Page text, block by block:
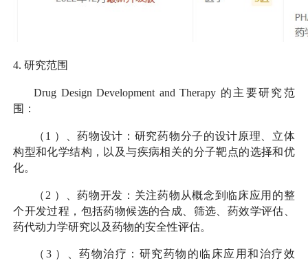
4.研究范围
Drug Design Development and Therapy 的主要研究范
围：
（ 1 ）、药物设计：研究药物分子的设计原理、立体
构型和化学结构，以及与疾病相关的分子靶点的选择和优
化。
（ 2 ）、药物开发：关注药物从概念到临床应用的整
个开发过程，包括药物候选的合成、筛选、药效学评估、
药代动力学研究以及药物的安全性评估。
（ 3）、药物治疗：研究药物的临床应用和治疗效